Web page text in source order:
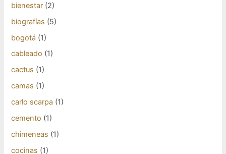
bienestar (2)
biografías (5)
bogotá (1)
cableado (1)
cactus (1)
camas (1)
carlo scarpa (1)
cemento (1)
chimeneas (1)
cocinas (1)